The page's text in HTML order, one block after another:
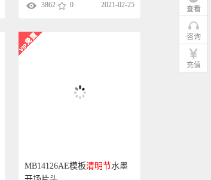
3862 0 2021-02-25
MB14126AE模板清明节水墨
查看
咨询
充值